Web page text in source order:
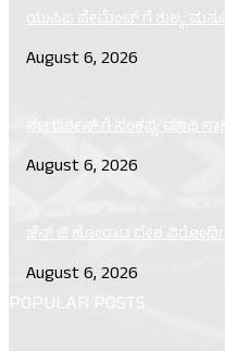
ಯುಪಿಐ ಪೇಮೆಂಟ್ ಗೆ ಶುಲ್ಕ:
August 6, 2026
ನಟ ದರ್ಶನ್ ಗೆ ಸಂಕಷ್ಟ: ಮಾಫಿ
August 6, 2026
ಜೆನ್ ಜಿ ಹೋರಾಟ ದೇಶ
August 6, 2026
POPULAR POSTS